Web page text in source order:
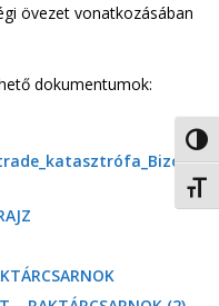
övezet vonatkozásában
dokumentumok: